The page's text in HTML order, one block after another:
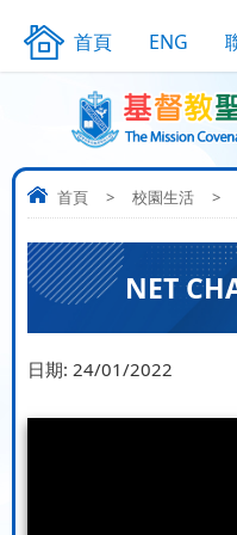
首頁 ENG
首頁 > 校園生活 >
NET
日期: 24/01/2022